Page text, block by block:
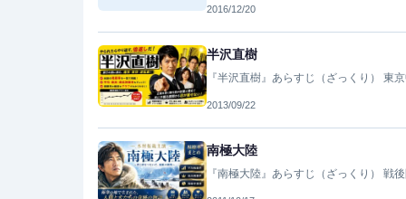
2016/12/20
半沢直樹
『半沢直樹』あらすじ（ざっくり）
2013/09/22
南極大陸
『南極大陸』あらすじ（ざっくり）